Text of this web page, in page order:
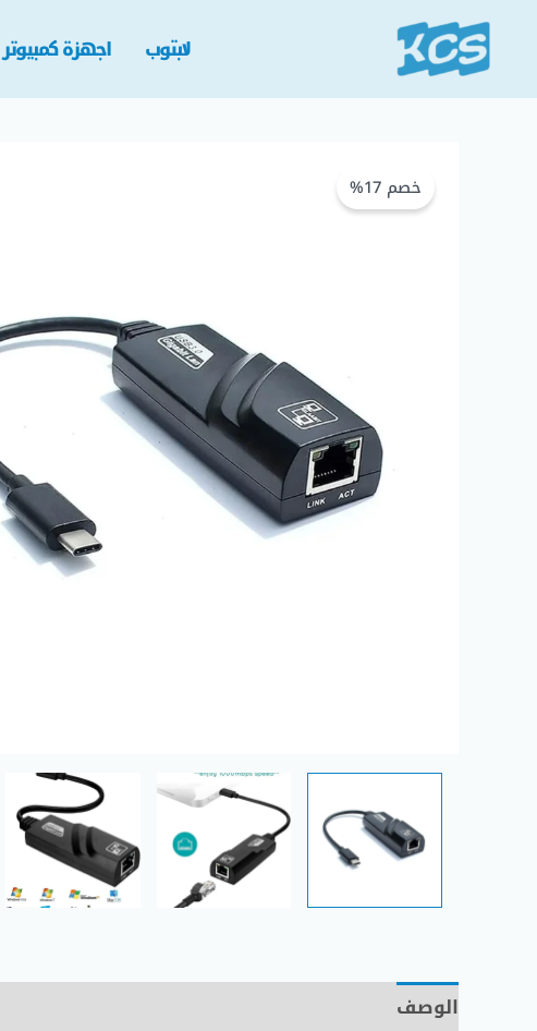
تخطي
المحتوى
لابتوب اجهزة كمبيوتر
خصم 17%
الوصف